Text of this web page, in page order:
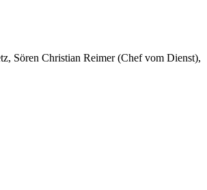
Sören Christian Reimer (Chef vom Dienst),